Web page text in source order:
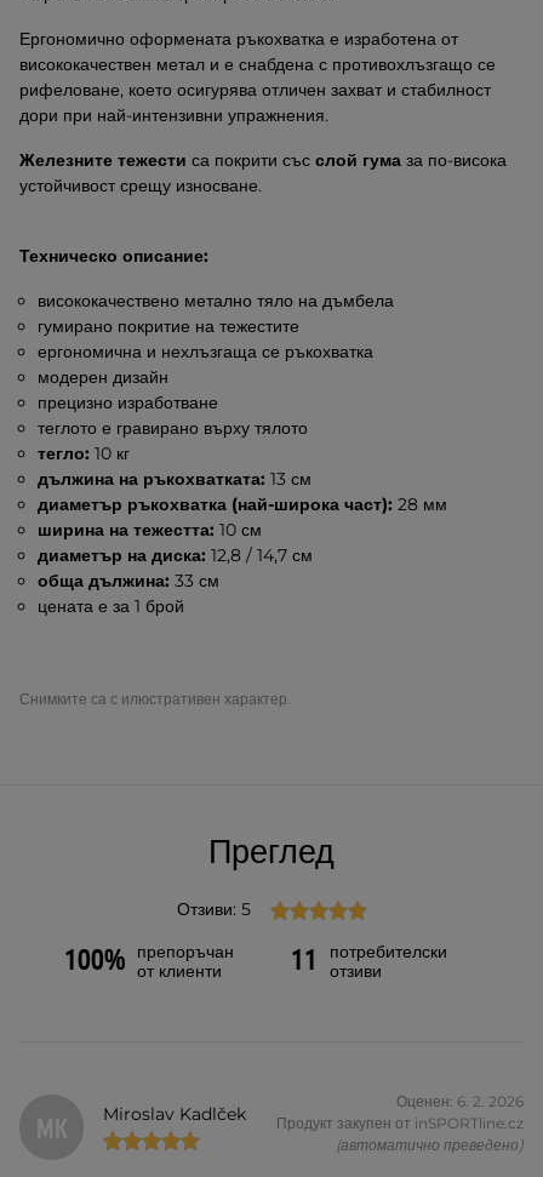
Ергономично оформената ръкохватка е изработена от
висококачествен метал и е снабдена с противохлъзгащо се
рифеловане, което осигурява отличен захват и стабилност
дори при най-интензивни упражнения.
Железните тежести са покрити със слой гума за по-висока
устойчивост срещу износване.
Техническо описание:
висококачествено метално тяло на дъмбела
гумирано покритие на тежестите
ергономична и нехлъзгаща се ръкохватка
модерен дизайн
прецизно изработване
теглото е гравирано върху тялото
тегло: 10 кг
дължина на ръкохватката: 13 см
диаметър ръкохватка (най-широка част): 28 мм
ширина на тежестта: 10 см
диаметър на диска: 12,8 / 14,7 см
обща дължина: 33 см
цената е за 1 брой
Снимките са с илюстративен характер.
Преглед
Отзиви: 5
100%
препоръчан
от клиенти
11
потребителски
отзиви
MK Miroslav Kadlček
Оценен: 6. 2. 2026
Продукт закупен от inSPORTline.cz
(автоматично преведено)